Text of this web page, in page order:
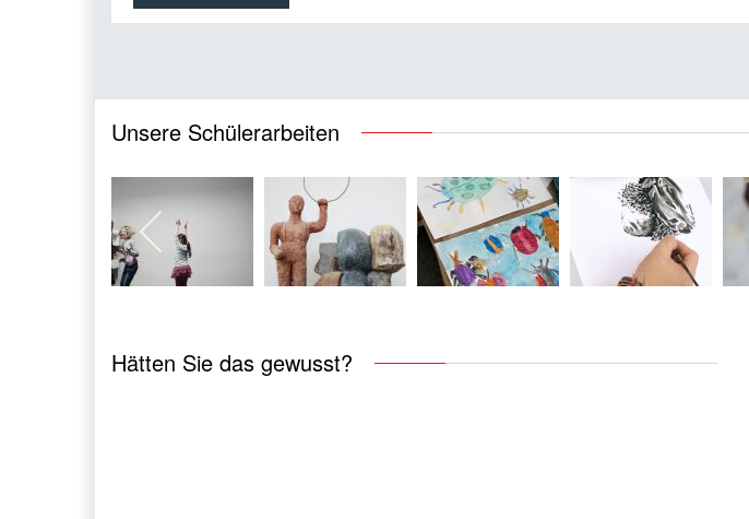
Unsere Schülerarbeiten
Hätten Sie das gewusst?